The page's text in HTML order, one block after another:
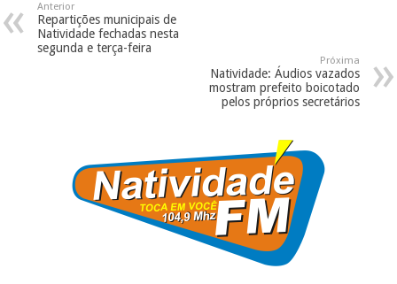
Anterior
Repartições municipais de
Natividade fechadas nesta
segunda e terça-feira
Próxima
Natividade: Áudios vazados
mostram prefeito boicotado
pelos próprios secretários